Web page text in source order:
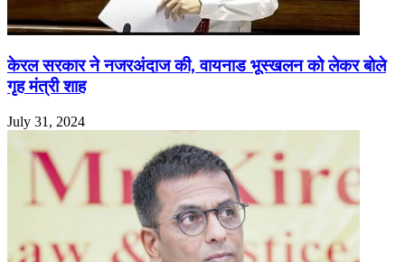
केरल सरकार ने नजरअंदाज की, वायनाड भूस्खलन को लेकर बोले
गृह मंत्री शाह
July 31, 2024